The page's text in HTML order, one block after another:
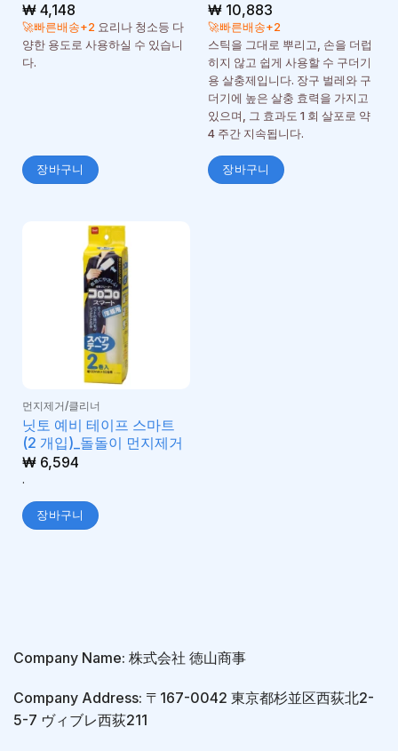
₩4,148
🚀빠른배송+2 요리나 청소등 다
양한 용도로 사용하실 수 있습니
다.
장바구니
₩10,883
🚀빠른배송+2
스틱을 그대로 뿌리고, 손을 더럽
히지 않고 쉽게 사용할 수 구더기
용 살충제입니다. 장구 벌레와 구
더기에 높은 살충 효력을 가지고
있으며, 그 효과도 1 회 살포로 약
4 주간 지속됩니다.
장바구니
먼지제거/클리너
닛토 예비 테이프 스마트
(2 개입)_돌돌이 먼지제거
₩6,594
.
장바구니
Company Name: 株式会社 徳山商事
Company Address: 〒167-0042 東京都杉並区西荻北2-
5-7 ヴィブレ西荻211